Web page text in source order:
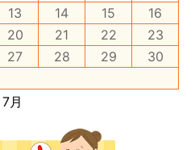
13 14 15
16
20 21 22
23
27 28 29
30
月